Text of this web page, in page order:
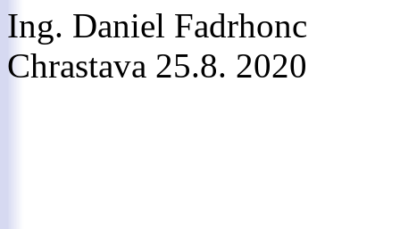
Ing. Daniel Fadrhonc
Chrastava 25.8. 2020